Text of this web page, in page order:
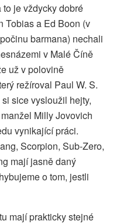
je vždycky dobré
Tobias a Ed Boon (v
barmana) nechali
v Malé Číně
už v polovině
režíroval Paul W. S.
sice vysloužil hejty,
Milly Jovovich
vynikající práci.
Scorpion, Sub-Zero,
mají jasně daný
o tom, jestli
mají prakticky stejné